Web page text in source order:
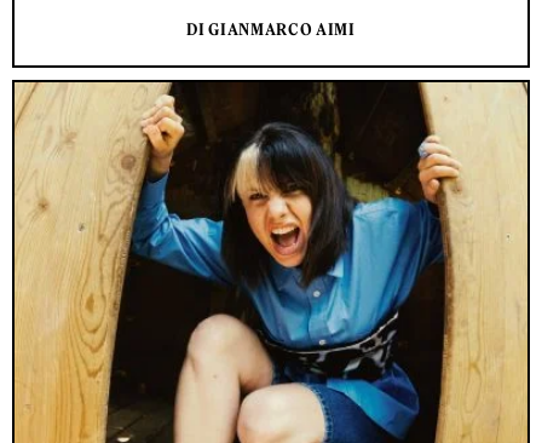
DI GIANMARCO AIMI